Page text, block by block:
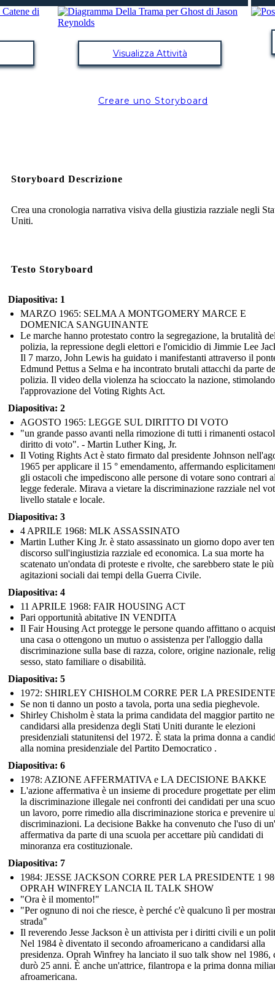
Visualizza Attività
Creare uno Storyboard
Storyboard Descrizione
Crea una cronologia narrativa visiva della giustizia razziale negli
Uniti.
Testo Storyboard
Diapositiva: 1
MARZO 1965: SELMA A MONTGOMERY MARCE E
DOMENICA SANGUINANTE
Le marche hanno protestato contro la segregazione, la brutalità
polizia, la repressione degli elettori e l'omicidio di Jimmie Lee
Il 7 marzo, John Lewis ha guidato i manifestanti attraverso il
Edmund Pettus a Selma e ha incontrato brutali attacchi da parte
polizia. Il video della violenza ha scioccato la nazione, stimolando
l'approvazione del Voting Rights Act.
Diapositiva: 2
AGOSTO 1965: LEGGE SUL DIRITTO DI VOTO
"un grande passo avanti nella rimozione di tutti i rimanenti
diritto di voto". - Martin Luther King, Jr.
Il Voting Rights Act è stato firmato dal presidente Johnson
1965 per applicare il 15 ° emendamento, affermando
gli ostacoli che impediscono alle persone di votare sono contrari
legge federale. Mirava a vietare la discriminazione razziale nel
livello statale e locale.
Diapositiva: 3
4 APRILE 1968: MLK ASSASSINATO
Martin Luther King Jr. è stato assassinato un giorno dopo aver
discorso sull'ingiustizia razziale ed economica. La sua morte ha
scatenato un'ondata di proteste e rivolte, che sarebbero state le
agitazioni sociali dai tempi della Guerra Civile.
Diapositiva: 4
11 APRILE 1968: FAIR HOUSING ACT
Pari opportunità abitative IN VENDITA
Il Fair Housing Act protegge le persone quando affittano o
una casa o ottengono un mutuo o assistenza per l'alloggio dalla
discriminazione sulla base di razza, colore, origine nazionale,
sesso, stato familiare o disabilità.
Diapositiva: 5
1972: SHIRLEY CHISHOLM CORRE PER LA
Se non ti danno un posto a tavola, porta una sedia pieghevole.
Shirley Chisholm è stata la prima candidata del maggior partito
candidarsi alla presidenza degli Stati Uniti durante le elezioni
presidenziali statunitensi del 1972. È stata la prima donna a
alla nomina presidenziale del Partito Democratico .
Diapositiva: 6
1978: AZIONE AFFERMATIVA e LA DECISIONE BAKKE
L'azione affermativa è un insieme di procedure progettate per
la discriminazione illegale nei confronti dei candidati per una
un lavoro, porre rimedio alla discriminazione storica e prevenire
discriminazioni. La decisione Bakke ha convenuto che l'uso di
affermativa da parte di una scuola per accettare più candidati di
minoranza era costituzionale.
Diapositiva: 7
1984: JESSE JACKSON CORRE PER LA PRESIDENTE 1
OPRAH WINFREY LANCIA IL TALK SHOW
"Ora è il momento!"
"Per ognuno di noi che riesce, è perché c'è qualcuno lì per
strada"
Il reverendo Jesse Jackson è un attivista per i diritti civili e un
Nel 1984 è diventato il secondo afroamericano a candidarsi alla
presidenza. Oprah Winfrey ha lanciato il suo talk show nel 1986,
durò 25 anni. È anche un'attrice, filantropa e la prima donna
afroamericana.